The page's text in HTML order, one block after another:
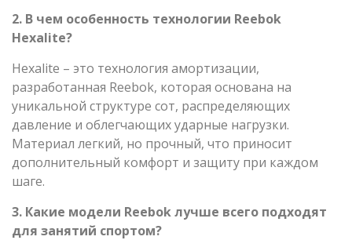
2. В чем особенность технологии Reebok
Hexalite?
Hexalite – это технология амортизации,
разработанная Reebok, которая основана на
уникальной структуре сот, распределяющих
давление и облегчающих ударные нагрузки.
Материал легкий, но прочный, что приносит
дополнительный комфорт и защиту при каждом
шаге.
3. Какие модели Reebok лучше всего подходят
для занятий спортом?